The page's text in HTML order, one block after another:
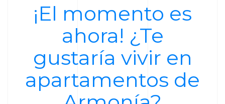
¡El momento es
ahora! ¿Te
gustaría vivir en
apartamentos de